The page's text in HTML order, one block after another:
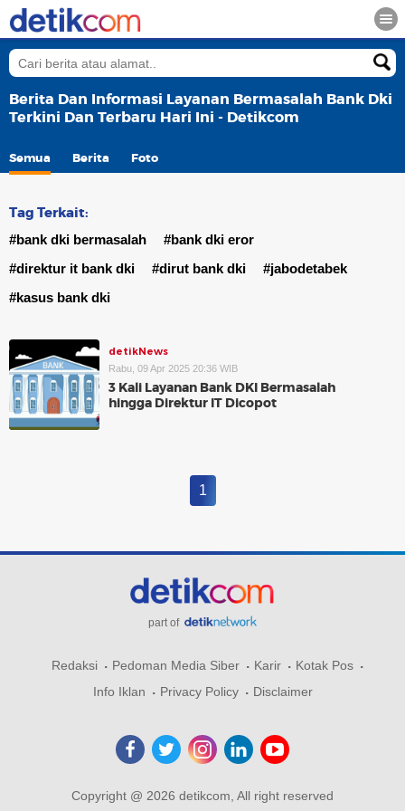
Berita Dan Informasi Layanan Bermasalah Bank Dki
Terkini Dan Terbaru Hari Ini - Detikcom
Semua Berita Foto
Tag Terkait:
#bank dki bermasalah
#bank dki eror
#direktur it bank dki
#dirut bank dki
#jabodetabek
#kasus bank dki
detikNews
Rabu, 09 Apr 2025 20:36 WIB
3 Kali Layanan Bank DKI Bermasalah
hingga Direktur IT Dicopot
1
part of
Redaksi Pedoman Media Siber Karir
Kotak Pos
Info Iklan
Privacy Policy Disclaimer
Copyright @ 2026 detikcom, All right reserved